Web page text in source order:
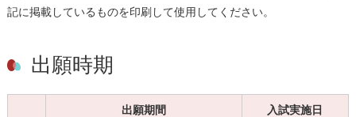
記に掲載しているものを印刷して使用してください。
出願時期
出願期間 入試実施日